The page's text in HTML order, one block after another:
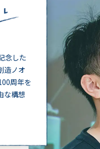
念した
造ノオ
周年を
な構想